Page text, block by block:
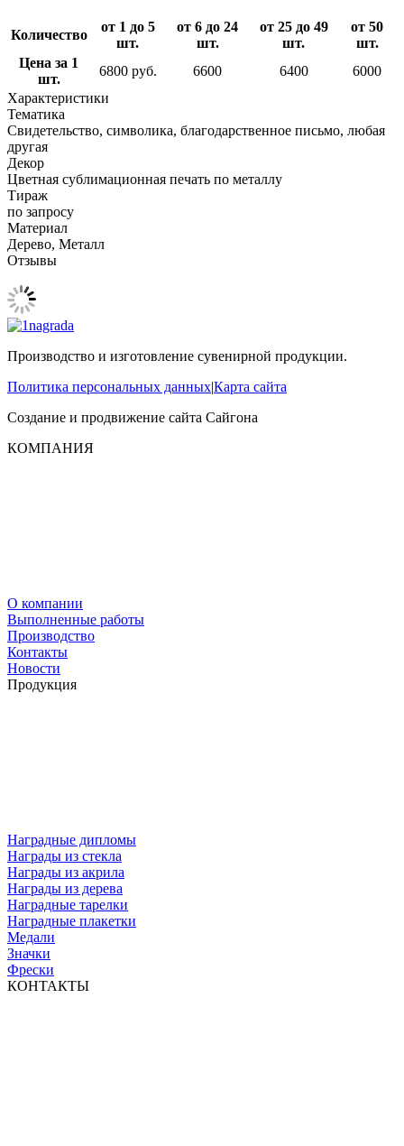
Количество
от 1 до 5
шт.
от 6 до 24
шт.
от 25 до 49
шт.
от 50
шт.
Цена за 1
шт.
6800 руб. 6600 6400
6000
Характеристики
Тематика
Свидетельство, символика, благодарственное письмо, любая
другая
Декор
Цветная сублимационная печать по металлу
Тираж
по запросу
Материал
Дерево, Металл
Отзывы
Производство и изготовление сувенирной продукции.
Политика персональных данных|Карта сайта
Создание и продвижение сайта Сайгона
КОМПАНИЯ
О компании
Выполненные работы
Производство
Контакты
Новости
Продукция
Наградные дипломы
Награды из стекла
Награды из акрила
Награды из дерева
Наградные тарелки
Наградные плакетки
Медали
Значки
Фрески
КОНТАКТЫ